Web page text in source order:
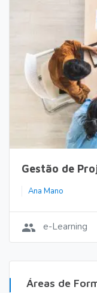
Gestão de
Ana Mano
group e-Learning
Áreas de